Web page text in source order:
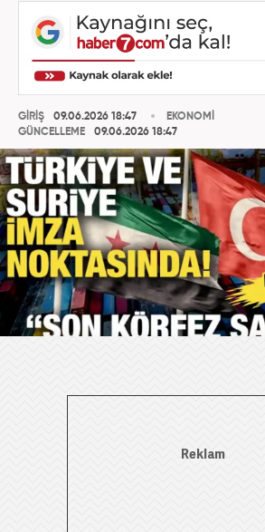
GİRİŞ
09.06.2026 18:47
GÜNCELLEME
09.06.2026 18:47
EKONOMİ